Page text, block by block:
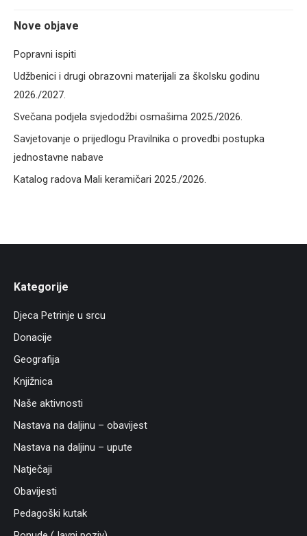
Nove objave
Popravni ispiti
Udžbenici i drugi obrazovni materijali za školsku godinu
2026./2027.
Svečana podjela svjedodžbi osmašima 2025./2026.
Savjetovanje o prijedlogu Pravilnika o provedbi postupka
jednostavne nabave
Katalog radova Mali keramičari 2025./2026.
Kategorije
Djeca Petrinje u srcu
Donacije
Geografija
Knjižnica
Naše aktivnosti
Nastava na daljinu – obavijest
Nastava na daljinu – upute
Natječaji
Obavijesti
Pedagoški kutak